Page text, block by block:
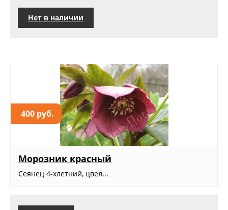
Нет в наличии
400 руб.
Морозник красный
Сеянец 4-хлетний, цвел...